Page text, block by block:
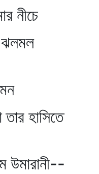
হাসিতে
উমারানী--